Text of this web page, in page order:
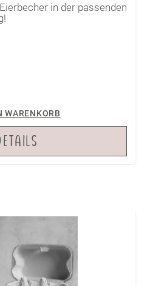
in der passenden
WARENKORB